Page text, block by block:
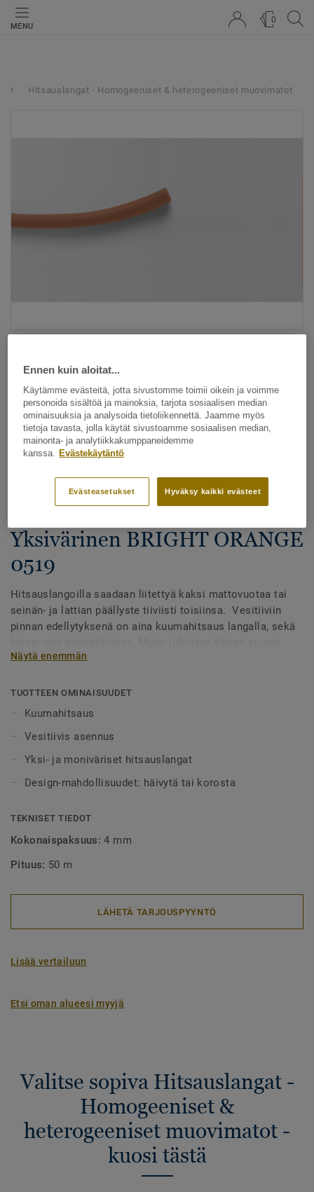
MENU
0
Hitsauslangat - Homogeeniset & heterogeeniset muovimatot
Katso kaikki kuosit - NCS ja LRV (1096)
Hitsauslangat - Homogeeniset
& heterogeeniset muovimatot -
Yksivärinen BRIGHT ORANGE
0519
Hitsauslangoilla saadaan liitettyä kaksi mattovuotaa tai
seinän- ja lattian päällyste tiiviisti toisiinsa. Vesitiiviin
pinnan edellytyksenä on aina kuumahitsaus langalla, sekä
alueet tulee aina lankahitsata. Hitsatut saumat myös
rakoihin. Hitsauslankoja on saatavilla yksi- tai
monivärisenä, joko häivyttämään saumakohdat tai
Näytä enemmän
TUOTTEEN OMINAISUUDET
Kuumahitsaus
Vesitiivis asennus
Yksi- ja moniväriset hitsauslangat
Design-mahdollisuudet: häivytä tai korosta
TEKNISET TIEDOT
Kokonaispaksuus:4 mm
Pituus: 50 m
LÄHETÄ TARJOUSPYYNTÖ
Lisää vertailuun
Etsi oman alueesi myyjä
Valitse sopiva Hitsauslangat -
Homogeeniset &
heterogeeniset muovimatot -
kuosi tästä
Ennen kuin aloitat...
Käytämme evästeitä, jotta sivustomme toimii oikein ja voimme
personoida sisältöä ja mainoksia, tarjota sosiaalisen median
ominaisuuksia ja analysoida tietoliikennettä. Jaamme myös
tietoja tavasta, jolla käytät sivustoamme sosiaalisen median,
mainonta- ja analytiikkakumppaneidemme
kanssa. Evästekäytäntö
Hyväksy kaikki evästeet
Evästeasetukset